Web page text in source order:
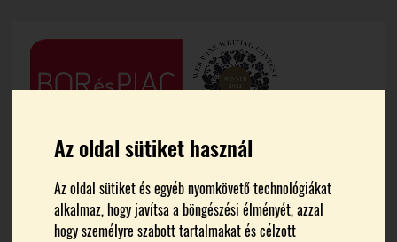
Az oldal sütiket használ
Az oldal sütiket és egyéb nyomkövető technológiákat
alkalmaz, hogy javítsa a böngészési élményét, azzal
hogy személyre szabott tartalmakat és célzott